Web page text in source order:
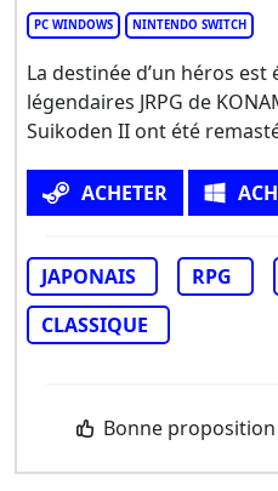
PC WINDOWS NINTENDO SWITCH
La destinée d’un héros est
légendaires JRPG de
Suikoden II ont été
ACHETER
JAPONAIS RPG
CLASSIQUE
Bonne